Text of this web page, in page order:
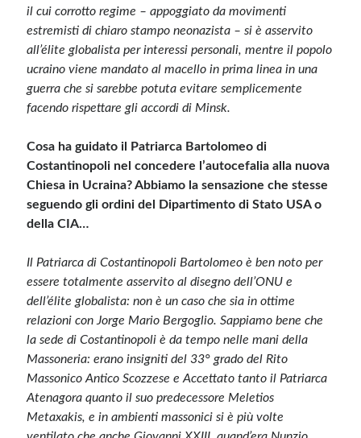
il cui corrotto regime – appoggiato da movimenti
estremisti di chiaro stampo neonazista – si è asservito
all’élite globalista per interessi personali, mentre il popolo
ucraino viene mandato al macello in prima linea in una
guerra che si sarebbe potuta evitare semplicemente
facendo rispettare gli accordi di Minsk.
Cosa ha guidato il Patriarca Bartolomeo di
Costantinopoli nel concedere l’autocefalia alla nuova
Chiesa in Ucraina? Abbiamo la sensazione che stesse
seguendo gli ordini del Dipartimento di Stato USA o
della CIA…
Il Patriarca di Costantinopoli Bartolomeo è ben noto per
essere totalmente asservito al disegno dell’ONU e
dell’élite globalista: non è un caso che sia in ottime
relazioni con Jorge Mario Bergoglio. Sappiamo bene che
la sede di Costantinopoli è da tempo nelle mani della
Massoneria: erano insigniti del 33° grado del Rito
Massonico Antico Scozzese e Accettato tanto il Patriarca
Atenagora quanto il suo predecessore Meletios
Metaxakis, e in ambienti massonici si è più volte